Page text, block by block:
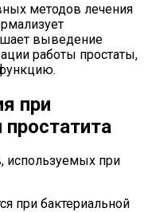
методов лечения
выведение
работы простаты,
при
используемых при
при бактериальной